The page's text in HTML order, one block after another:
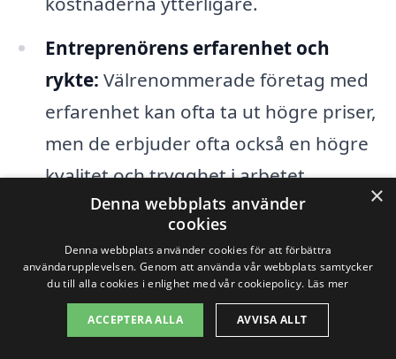
Entreprenörens erfarenhet och
rykte: Välrenommerade företag med
erfarenhet kan ofta ta ut högre priser,
men de erbjuder ofta också en högre
kvalitet och trygghet i arbetet.
Bygglov och regler:Eventuella
kostnader relaterade till bygglov och
andra regulativa krav kan också
påverka den slutliga kostnaden för
×
Denna webbplats använder
cookies
Denna webbplats använder cookies för att förbättra
användarupplevelsen. Genom att använda vår webbplats samtycker
du till alla cookies i enlighet med vår cookiepolicy. Läs mer
ACCEPTERA ALLA AVVISA ALLT